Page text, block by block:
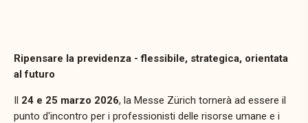
Ripensare la previdenza - flessibile, strategica, orientata
al futuro
Il 24 e 25 marzo 2026, la Messe Zürich tornerà ad essere il
punto d'incontro per i professionisti delle risorse umane e i